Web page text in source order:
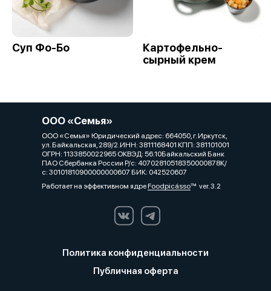
Суп Фо-Бо
Картофельно-
сырный крем
ООО «Семья»
ООО «Семья» Юридический адрес: 664050, г. Иркутск,
ул. Байкальская, 289/2.ИНН: 3811168401 КПП: 381101001
ОГРН: 1133850022965 ОКВЭД: 56.10Байкальский Банк
ПАО Сбербанка России Р/с: 40702810518350000878К/
с: 30101810900000000607 БИК: 042520607
Работает на эффективном ядреFoodpicássover. 3.2
Политика конфиденциальности
Публичная оферта